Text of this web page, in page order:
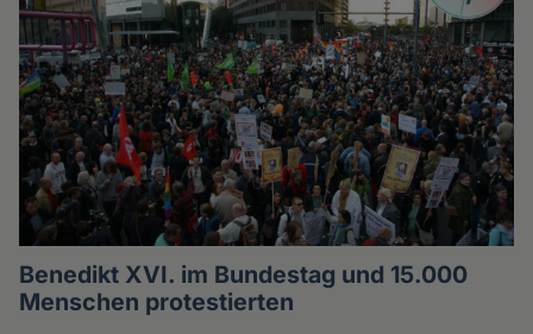
Benedikt XVI. im Bundestag und 15.000
Menschen protestierten